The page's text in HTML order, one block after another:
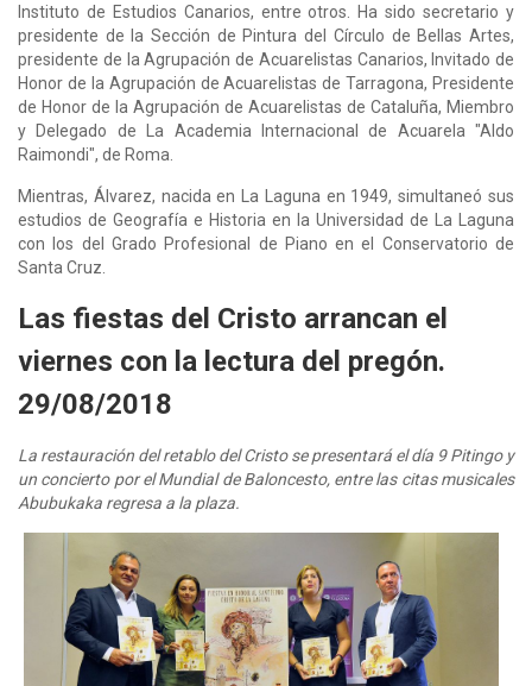
Instituto de Estudios Canarios, entre otros. Ha sido secretario y
presidente de la Sección de Pintura del Círculo de Bellas Artes,
presidente de la Agrupación de Acuarelistas Canarios, Invitado de
Honor de la Agrupación de Acuarelistas de Tarragona, Presidente
de Honor de la Agrupación de Acuarelistas de Cataluña, Miembro
y Delegado de La Academia Internacional de Acuarela "Aldo
Raimondi", de Roma.
Mientras, Álvarez, nacida en La Laguna en 1949, simultaneó sus
estudios de Geografía e Historia en la Universidad de La Laguna
con los del Grado Profesional de Piano en el Conservatorio de
Santa Cruz.
Las fiestas del Cristo arrancan el
viernes con la lectura del pregón.
29/08/2018
La restauración del retablo del Cristo se presentará el día 9 Pitingo y
un concierto por el Mundial de Baloncesto, entre las citas musicales
Abubukaka regresa a la plaza.